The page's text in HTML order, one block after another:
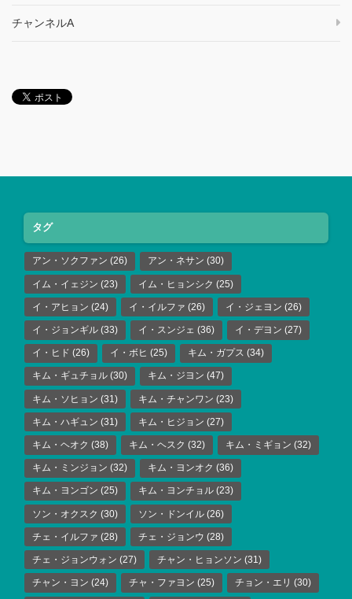
チャンネルA
タグ
アン・ソクファン (26) アン・ネサン (30)
イム・イェジン (23) イム・ヒョンシク (25)
イ・アヒョン (24) イ・イルファ (26) イ・ジェヨン (26)
イ・ジョンギル (33) イ・スンジェ (36) イ・デヨン (27)
イ・ヒド (26) イ・ボヒ (25) キム・ガプス (34)
キム・ギュチョル (30) キム・ジヨン (47)
キム・ソヒョン (31) キム・チャンワン (23)
キム・ハギュン (31) キム・ヒジョン (27)
キム・ヘオク (38) キム・ヘスク (32) キム・ミギョン (32)
キム・ミンジョン (32) キム・ヨンオク (36)
キム・ヨンゴン (25) キム・ヨンチョル (23)
ソン・オクスク (30) ソン・ドンイル (26)
チェ・イルファ (28) チェ・ジョンウ (28)
チェ・ジョンウォン (27) チャン・ヒョンソン (31)
チャン・ヨン (24) チャ・ファヨン (25) チョン・エリ (30)